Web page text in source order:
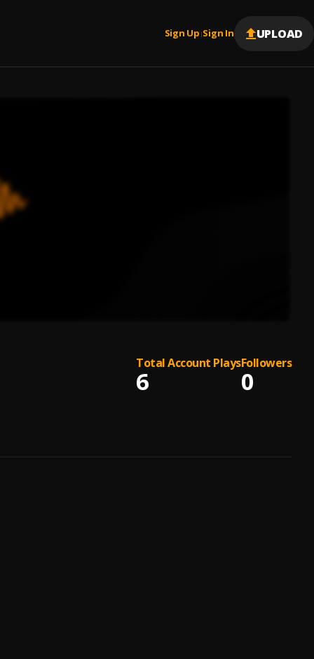
Sign Up |Sign In UPLOAD
Total Account Plays
6
Followers
0